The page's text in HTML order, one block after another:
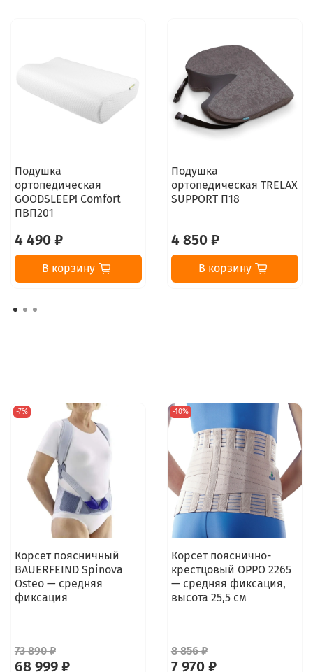
Подушка
ортопедическая
GOODSLEEP! Comfort
ПВП201
4 490 ₽
В корзину
Подушка
ортопедическая TRELAX
SUPPORT П18
4 850 ₽
В корзину
-7%
Корсет поясничный
BAUERFEIND Spinova
Osteo — средняя
фиксация
73 890 ₽
68 999 ₽
-10%
Корсет пояснично-
крестцовый OPPO 2265
— средняя фиксация,
высота 25,5 см
8 856 ₽
7 970 ₽